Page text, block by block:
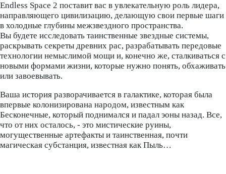
Endless Space 2 поставит вас в увлекательную роль лидера,
направляющего цивилизацию, делающую свои первые шаги
в холодные глубины межзвездного пространства.
Вы будете исследовать таинственные звездные системы,
раскрывать секреты древних рас, разрабатывать передовые
технологии немыслимой мощи и, конечно же, сталкиваться с
новыми формами жизни, которые нужно понять, обхаживать
или завоевывать.
Ваша история разворачивается в галактике, которая была
впервые колонизирована народом, известным как
Бесконечные, который поднимался и падал эоны назад. Все,
что от них осталось, - это мистические руины,
могущественные артефакты и таинственная, почти
магическая субстанция, известная как Пыль…